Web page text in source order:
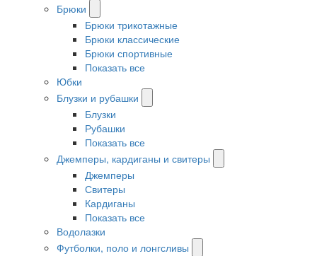
Брюки
Брюки трикотажные
Брюки классические
Брюки спортивные
Показать все
Юбки
Блузки и рубашки
Блузки
Рубашки
Показать все
Джемперы, кардиганы и свитеры
Джемперы
Свитеры
Кардиганы
Показать все
Водолазки
Футболки, поло и лонгсливы